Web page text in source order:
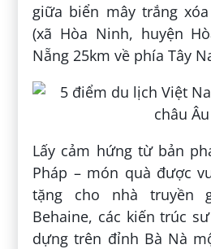
giữa biển mây trắng
(xã Hòa Ninh, huyện
Nẵng 25km về phía Tây
Lấy cảm hứng từ bản
Pháp – món quà được
tặng cho nhà truyền
Behaine, các kiến trúc
dựng trên đỉnh Bà Nà